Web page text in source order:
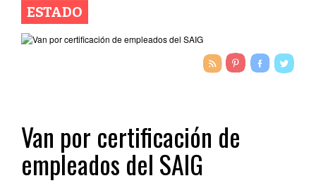
ESTADO
Van por certificación de
empleados del SAIG